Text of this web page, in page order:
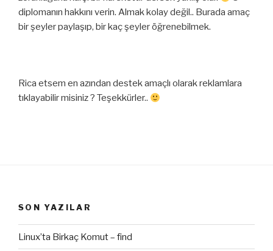
diplomanın hakkını verin. Almak kolay değil.. Burada amaç
bir şeyler paylaşıp, bir kaç şeyler öğrenebilmek.
Rica etsem en azından destek amaçlı olarak reklamlara
tıklayabilir misiniz ? Teşekkürler..
SON YAZILAR
Linux’ta Birkaç Komut – find